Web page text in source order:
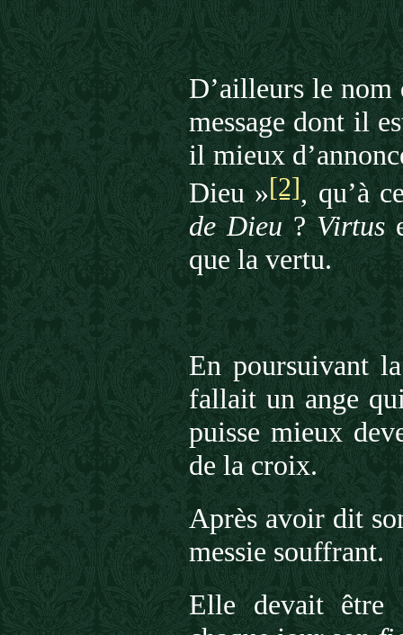
D’ailleurs le nom
message dont il
il mieux
Dieu »[2], qu’à
de Dieu ? Virtus
que la vertu.
En poursuivant
fallait un ange
puisse mieux
de la croix.
Après avoir dit
messie souffrant.
Elle devait être